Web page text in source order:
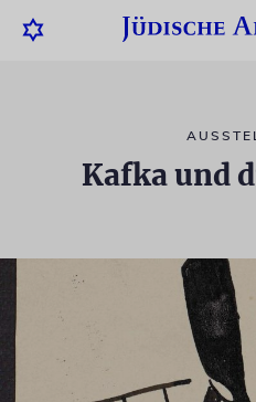
Kafka und